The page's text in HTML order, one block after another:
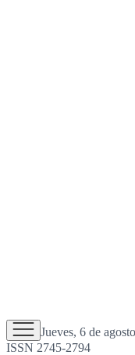
Jueves, 6 de
ISSN 2745-2794